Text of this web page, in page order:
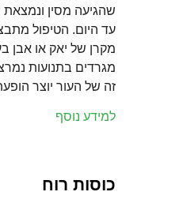
שהגיעה מסין
עד היום. הטיפול
מקרן של יאק או אבן
מגרדים בתנועות
זה של העור יוצר
למידע נוסף
כוסות רוח